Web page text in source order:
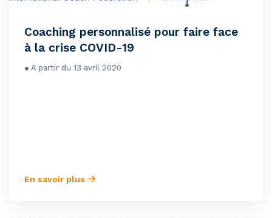
Coaching personnalisé pour faire face
à la crise COVID-19
● A partir du 13 avril 2020
En savoir plus